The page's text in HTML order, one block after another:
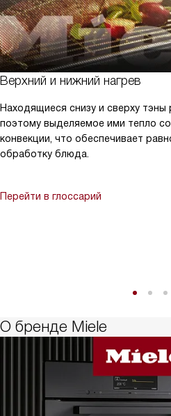
Верхний и нижний нагрев
Находящиеся снизу и сверху
поэтому выделяемое ими тепло
конвекции, что обеспечивает
обработку блюда.
Перейти в глоссарий
О бренде Miele